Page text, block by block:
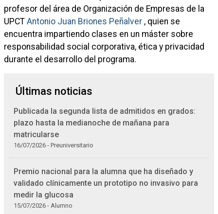
profesor del área de Organización de Empresas de la
UPCT Antonio Juan Briones Peñalver , quien se
encuentra impartiendo clases en un máster sobre
responsabilidad social corporativa, ética y privacidad
durante el desarrollo del programa.
Últimas noticias
Publicada la segunda lista de admitidos en grados:
plazo hasta la medianoche de mañana para
matricularse
16/07/2026 - Preuniversitario
Premio nacional para la alumna que ha diseñado y
validado clínicamente un prototipo no invasivo para
medir la glucosa
15/07/2026 - Alumno